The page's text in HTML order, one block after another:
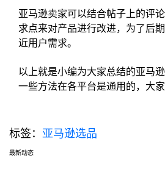
亚马逊卖家可以结合帖子上的评
求点来对产品进行改进，为了后
近用户需求。
以上就是小编为大家总结的亚马
一些方法在各平台是通用的，大家
标签： 亚马逊选品
最新动态